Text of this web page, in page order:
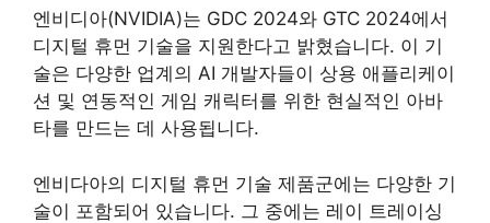
엔비디아(NVIDIA)는 GDC 2024와 GTC 2024에서
디지털 휴먼 기술을 지원한다고 밝혔습니다. 이 기
술은 다양한 업계의 AI 개발자들이 상용 애플리케이
션 및 연동적인 게임 캐릭터를 위한 현실적인 아바
타를 만드는 데 사용됩니다.
엔비다아의 디지털 휴먼 기술 제품군에는 다양한 기
술이 포함되어 있습니다. 그 중에는 레이 트레이싱